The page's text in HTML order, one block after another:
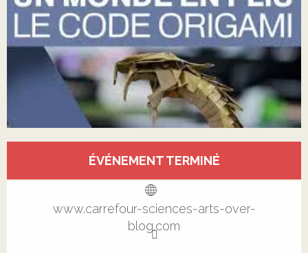
ÉVÉNEMENT TERMINÉ
www.carrefour-sciences-arts-over-
blog.com